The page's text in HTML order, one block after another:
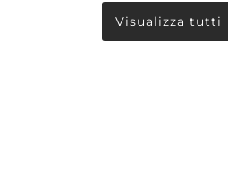
Visualizza tutti